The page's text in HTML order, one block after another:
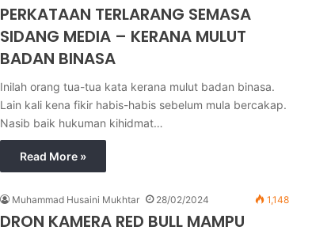
PERKATAAN TERLARANG SEMASA
SIDANG MEDIA – KERANA MULUT
BADAN BINASA
Inilah orang tua-tua kata kerana mulut badan binasa.
Lain kali kena fikir habis-habis sebelum mula bercakap.
Nasib baik hukuman kihidmat…
Read More »
Muhammad Husaini Mukhtar 28/02/2024 1,148
DRON KAMERA RED BULL MAMPU